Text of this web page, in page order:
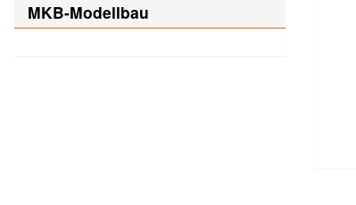
MKB-Modellbau